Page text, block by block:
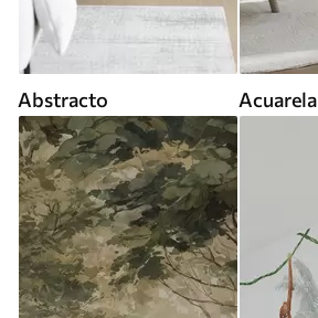
Abstracto Acuarela